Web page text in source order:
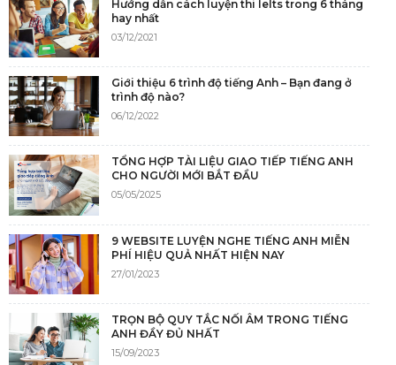
Hướng dẫn cách luyện thi Ielts trong 6 tháng
hay nhất
03/12/2021
Giới thiệu 6 trình độ tiếng Anh – Bạn đang ở
trình độ nào?
06/12/2022
TỔNG HỢP TÀI LIỆU GIAO TIẾP TIẾNG ANH
CHO NGƯỜI MỚI BẮT ĐẦU
05/05/2025
9 WEBSITE LUYỆN NGHE TIẾNG ANH MIỄN
PHÍ HIỆU QUẢ NHẤT HIỆN NAY
27/01/2023
TRỌN BỘ QUY TẮC NỐI ÂM TRONG TIẾNG
ANH ĐẦY ĐỦ NHẤT
15/09/2023